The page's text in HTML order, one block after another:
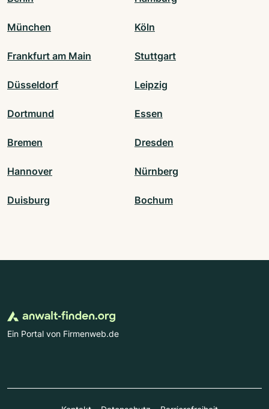
München Köln
Frankfurt am Main Stuttgart
Düsseldorf Leipzig
Dortmund Essen
Bremen Dresden
Hannover Nürnberg
Duisburg Bochum
Ein Portal von Firmenweb.de